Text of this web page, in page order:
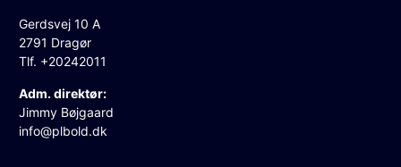
Gerdsvej 10 A
2791 Dragør
Tlf. +20242011
Adm. direktør:
Jimmy Bøjgaard
info@plbold.dk